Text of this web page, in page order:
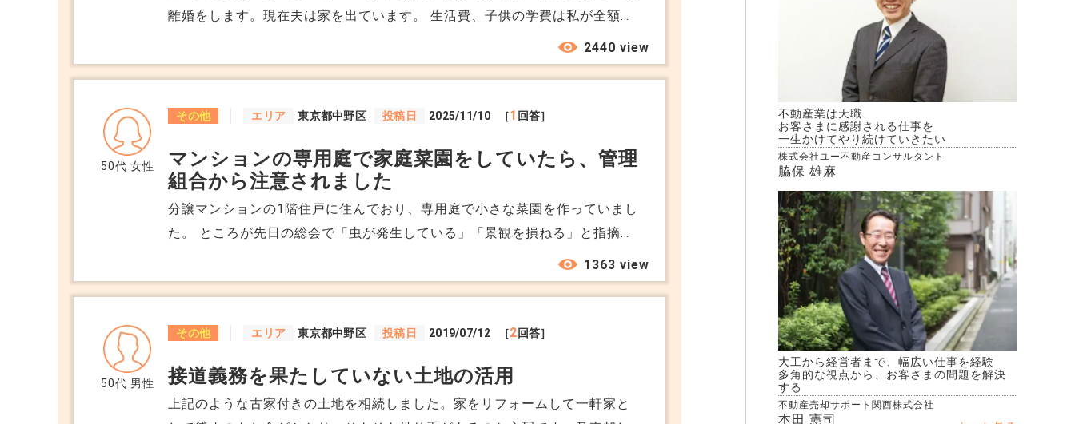
なった場合は期限の定めのない契約になる ため、更新料の請求ができなく
離婚をします。現在夫は家を出ています。 生活費、子供の学費は私が全額負
担しています。ローンと固定資産税は夫が払っています。下の子が卒業する
年の3月までは今のまま、それ以降は不動産の名義変更をし、私が全額負担し
不動産の名義変更と同時に離婚届を出し、固定資産税は私、下の子が卒業す
をする、ローンの名義を変更する等を考えていますが、可能な事でしょう
か？また、それに際し発生してくる事柄、税金等の支払い義務(その金額はど
のくらい？)などありますか？ それよりそもそも売却してもらった方が良いで
すか？売却なら家から出るだけで大丈夫ですか？その際に私に降りかかるも
2440 view
50代 女性
その他 エリア 東京都中野区 投稿日 2025/11/10 ［1 回答］
マンションの専用庭で家庭菜園をしていたら、管理
組合から注意されました
分譲マンションの1階住戸に住んでおり、専用庭で小さな菜園を作っていまし
た。 ところが先日の総会で「虫が発生している」「景観を損ねる」と指摘さ
れ、撤去を求められました。 専用使用権がある場所でも、植栽や家庭菜園は
禁止されることがあるのでしょうか。 管理規約を読み返しても明確な記載は
1363 view
50代 男性
その他 エリア 東京都中野区 投稿日 2019/07/12 ［2回答］
接道義務を果たしていない土地の活用
上記のような古家付きの土地を相続しました。家をリフォームして一軒家と
不動産業は天職
お客さまに感謝される仕事を
一生かけてやり続けていきたい
株式会社ユー不動産コンサルタント
脇保 雄麻
大工から経営者まで、幅広い仕事を経験
多角的な視点から、お客さまの問題を解決
する
不動産売却サポート関西株式会社
本田 憲司